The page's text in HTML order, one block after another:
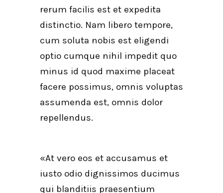
rerum facilis est et expedita
distinctio. Nam libero tempore,
cum soluta nobis est eligendi
optio cumque nihil impedit quo
minus id quod maxime placeat
facere possimus, omnis voluptas
assumenda est, omnis dolor
repellendus.
«At vero eos et accusamus et
iusto odio dignissimos ducimus
qui blanditiis praesentium